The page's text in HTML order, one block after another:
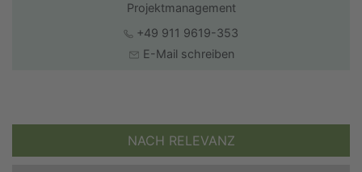
Projektmanagement
+49 911 9619-353
E-Mail schreiben
NACH RELEVANZ